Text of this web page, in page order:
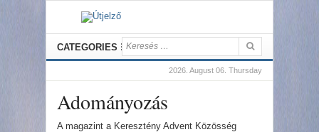
CATEGORIES
2026. August 06. Thursday
Adományozás
A magazint a Keresztény Advent Közösség